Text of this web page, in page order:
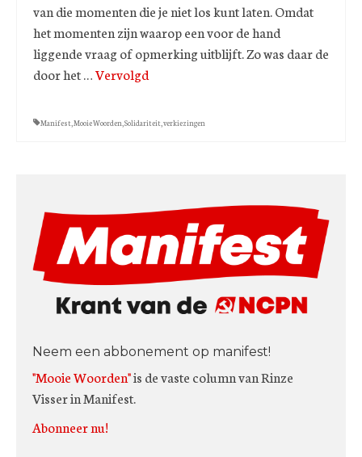
van die momenten die je niet los kunt laten. Omdat
het momenten zijn waarop een voor de hand
liggende vraag of opmerking uitblijft. Zo was daar de
door het …Vervolgd
Manifest Mooie Woorden Solidariteit verkiezingen
Neem een abbonement op manifest!
"Mooie Woorden"is de vaste column van Rinze
Visser in Manifest.
Abonneer nu!